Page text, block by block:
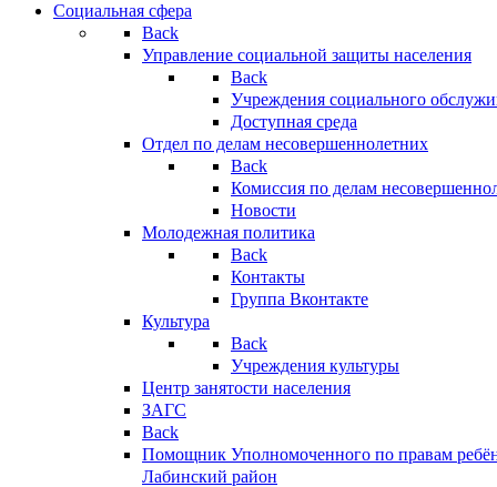
Социальная сфера
Back
Управление социальной защиты населения
Back
Учреждения социального
Доступная среда
Отдел по делам несовершеннолетних
Back
Комиссия по делам
Новости
Молодежная политика
Back
Контакты
Группа Вконтакте
Культура
Back
Учреждения культуры
Центр занятости населения
ЗАГС
Back
Помощник Уполномоченного по правам
Лабинский район